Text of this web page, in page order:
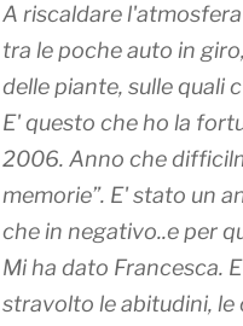
A riscaldare
tra le poche auto in
delle piante, sulle quali
E' questo che ho la
2006. Anno che
memorie”. E' stato un
che in negativo..e per
Mi ha dato Francesca.
stravolto le abitudini, le